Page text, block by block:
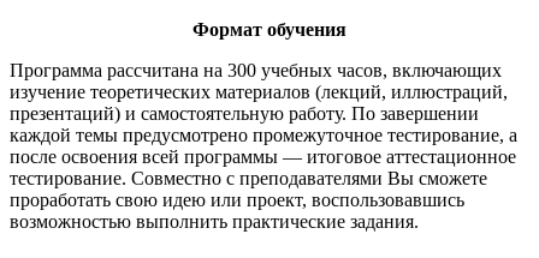
Формат обучения
Программа рассчитана на 300 учебных часов, включающих
изучение теоретических материалов (лекций, иллюстраций,
презентаций) и самостоятельную работу. По завершении
каждой темы предусмотрено промежуточное тестирование, а
после освоения всей программы — итоговое аттестационное
тестирование. Совместно с преподавателями Вы сможете
проработать свою идею или проект, воспользовавшись
возможностью выполнить практические задания.